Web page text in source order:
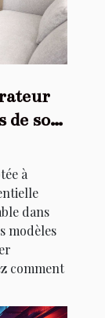
de sols
à
dans
modèles
comment